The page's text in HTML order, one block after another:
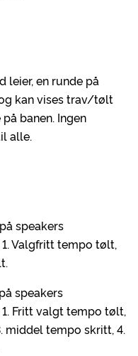
leier, en runde på
kan vises trav/tølt
banen. Ingen
alle.
speakers
Valgfritt tempo tølt,
speakers
Fritt valgt tempo tølt,
middel tempo skritt, 4.